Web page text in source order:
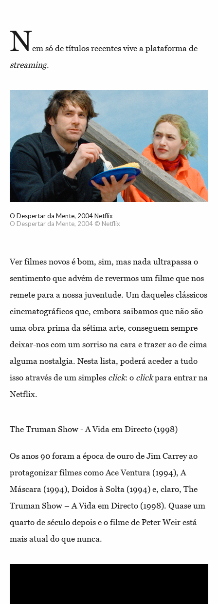
Nem só de títulos recentes vive a plataforma de
streaming.
O Despertar da Mente, 2004 Netflix
O Despertar da Mente, 2004 © Netflix
Ver filmes novos é bom, sim, mas nada ultrapassa o
sentimento que advém de revermos um filme que nos
remete para a nossa juventude. Um daqueles clássicos
cinematográficos que, embora saibamos que não são
uma obra prima da sétima arte, conseguem sempre
deixar-nos com um sorriso na cara e trazer ao de cima
alguma nostalgia. Nesta lista, poderá aceder a tudo
isso através de um simples click: o clickpara entrar na
Netflix.
The Truman Show - A Vida em Directo (1998)
Os anos 90 foram a época de ouro de Jim Carrey ao
protagonizar filmes como Ace Ventura (1994), A
Máscara (1994), Doidos à Solta (1994) e, claro, The
Truman Show – A Vida em Directo (1998). Quase um
quarto de século depois e o filme de Peter Weir está
mais atual do que nunca.